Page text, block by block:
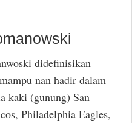
didefinisikan
nan hadir dalam
kaki (gunung) San
Philadelphia Eagles,